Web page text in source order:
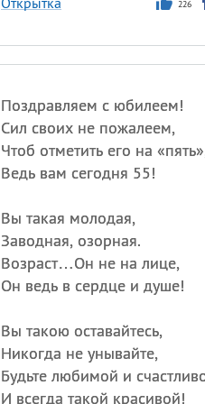
226
Поздравляем с юбилеем!
Сил своих не пожалеем,
Чтоб отметить его на
Ведь вам сегодня 55!
Вы такая молодая,
Заводная, озорная.
Возраст…Он не на лице,
Он ведь в сердце и душе!
Вы такою оставайтесь,
Никогда не унывайте,
Будьте любимой и
И всегда такой красивой!